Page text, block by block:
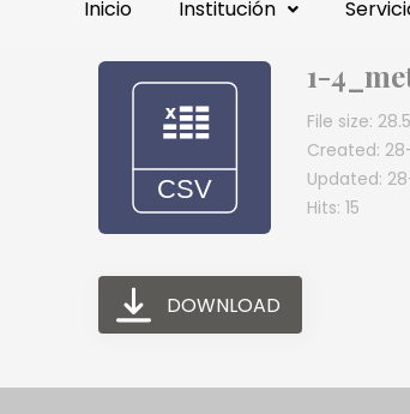
Inicio Institución
1-
File size:
Created:
Updated:
Hits: 15
DOWNLOAD